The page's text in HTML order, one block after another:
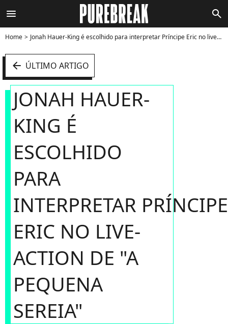
menu search
Home Jonah Hauer-King é escolhido para interpretar Príncipe Eric no live-action de "A Pequena Sereia" - Foto
arrow_left ÚLTIMO ARTIGO
JONAH HAUER-
KING É
ESCOLHIDO
PARA
INTERPRETAR PRÍNCIPE
ERIC NO LIVE-
ACTION DE "A
PEQUENA
SEREIA"